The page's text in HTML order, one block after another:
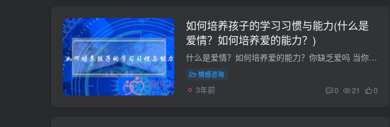
如何培养孩子的学习习惯与能力(什么是
爱情？如何培养爱的能力？)
什么是爱情？如何培养爱的能力？你缺乏爱吗 当你强迫自己去爱一个人 看清楚 是\'强迫\' 爱一个人 并不应该是这种态度 当你意识到自己该去关心一个人的时候 那已经说明 你并不关心他 你的关心只...
情感咨询
3年前 0 21 0